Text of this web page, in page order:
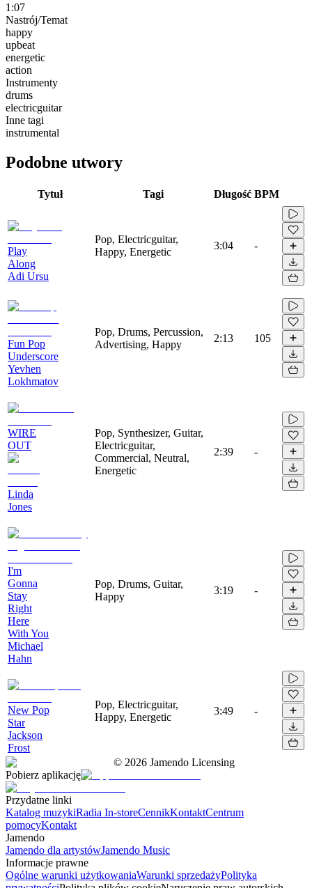
1:07
Nastrój/Temat
happy
upbeat
energetic
action
Instrumenty
drums
electricguitar
Inne tagi
instrumental
Podobne utwory
Tytuł Tagi Długość BPM
Play
Along
Adi Ursu
Pop, Electricguitar,
Happy, Energetic
3:04 -
Fun Pop
Underscore
Yevhen
Lokhmatov
Pop, Drums, Percussion,
Advertising, Happy
2:13 105
WIRE
OUT
Linda
Jones
Pop, Synthesizer, Guitar,
Electricguitar,
Commercial, Neutral,
Energetic
2:39 -
I'm
Gonna
Stay
Right
Here
With You
Michael
Hahn
Pop, Drums, Guitar,
Happy
3:19 -
New Pop
Star
Jackson
Frost
Pop, Electricguitar,
Happy, Energetic
3:49 -
© 2026 Jamendo Licensing
Pobierz aplikację
Przydatne linki
Katalog muzykiRadia In-storeCennikKontaktCentrum
pomocyKontakt
Jamendo
Jamendo dla artystówJamendo Music
Informacje prawne
Ogólne warunki użytkowaniaWarunki sprzedażyPolityka